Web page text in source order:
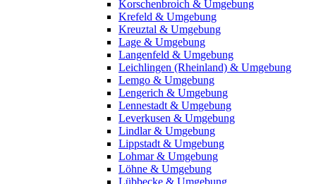
Korschenbroich & Umgebung
Krefeld & Umgebung
Kreuztal & Umgebung
Lage & Umgebung
Langenfeld & Umgebung
Leichlingen (Rheinland) & Umgebung
Lemgo & Umgebung
Lengerich & Umgebung
Lennestadt & Umgebung
Leverkusen & Umgebung
Lindlar & Umgebung
Lippstadt & Umgebung
Lohmar & Umgebung
Löhne & Umgebung
Lübbecke & Umgebung